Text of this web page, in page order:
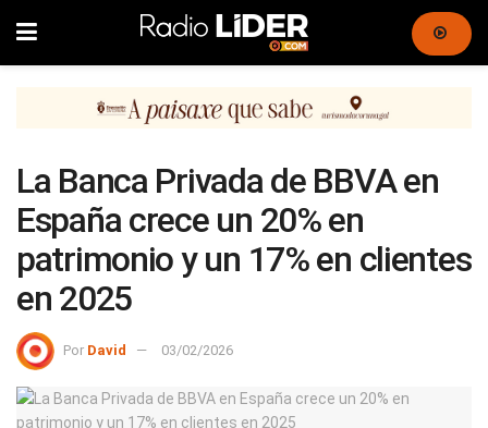
La Banca Privada de BBVA en
España crece un 20% en
patrimonio y un 17% en clientes
en 2025
Por David 03/02/2026